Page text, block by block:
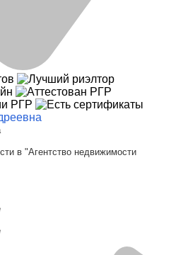
в "Агентство недвижимости